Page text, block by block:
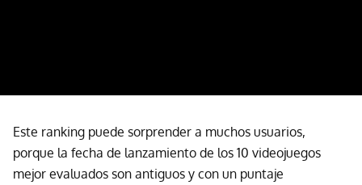
Este ranking puede sorprender a muchos usuarios,
porque la fecha de lanzamiento de los 10 videojuegos
mejor evaluados son antiguos y con un puntaje